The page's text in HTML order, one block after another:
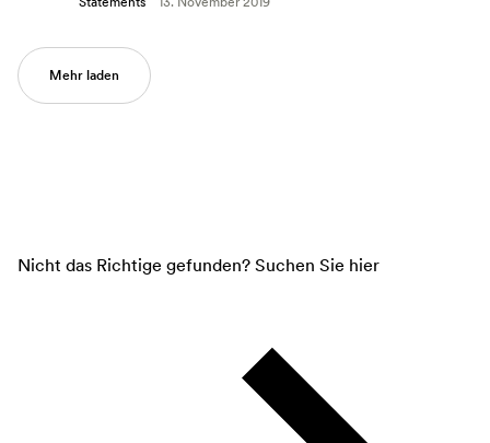
Mehr laden
Nicht das Richtige gefunden? Suchen Sie hier